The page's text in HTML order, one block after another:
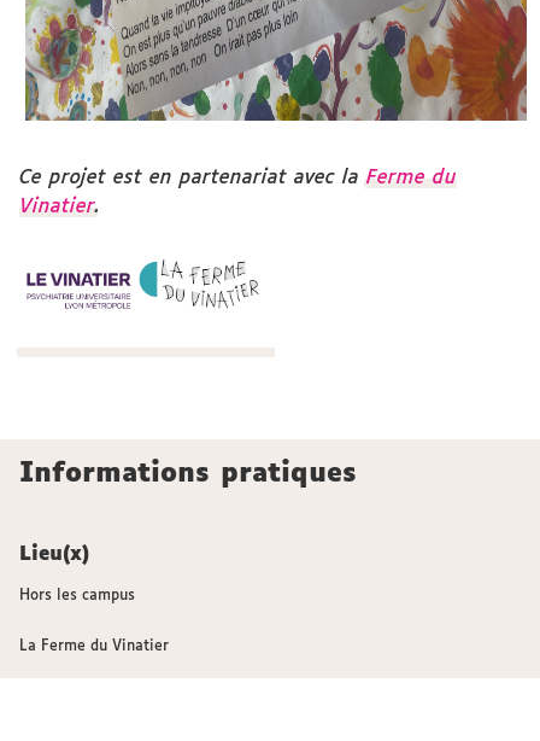
Ce projet est en partenariat avec laFerme du
Vinatier.
Informations pratiques
Lieu(x)
Hors les campus
La Ferme du Vinatier